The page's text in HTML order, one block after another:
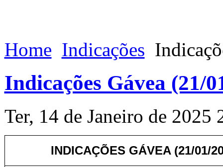
Home Indicações
Indicações Gávea (21/
Ter, 14 de Janeiro de 2025
INDICAÇÕES GÁVEA (21/01/